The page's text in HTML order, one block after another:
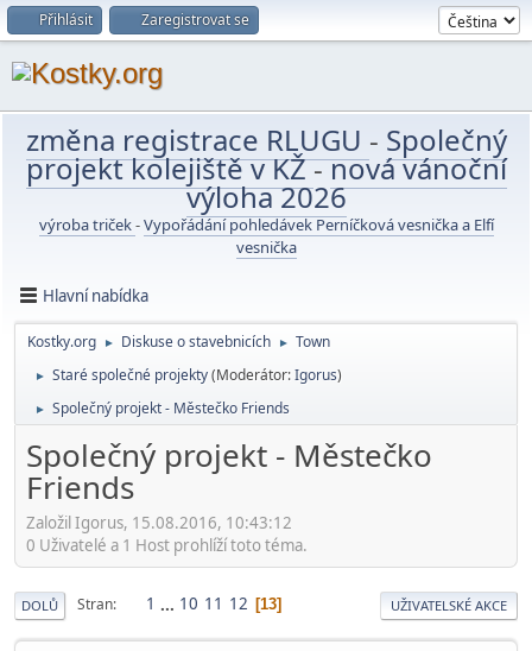
Přihlásit Zaregistrovat se
změna registrace RLUGU - Společný
projekt kolejiště v KŽ-nová vánoční
výloha 2026
výroba triček-Vypořádání pohledávek Perníčková vesnička a Elfí
vesnička
Hlavní nabídka
Kostky.org ► Diskuse o stavebnicích ► Town
► Staré společné projekty(Moderátor:Igorus)
► Společný projekt - Městečko Friends
Společný projekt - Městečko
Friends
Založil Igorus, 15.08.2016, 10:43:12
0 Uživatelé a 1 Host prohlíží toto téma.
DOLŮ Stran 1 ... 10 11 12 13 UŽIVATELSKÉ AKCE